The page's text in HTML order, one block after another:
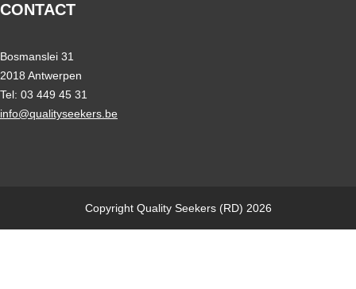
CONTACT
Bosmanslei 31
2018 Antwerpen
Tel: 03 449 45 31
info@qualityseekers.be
Copyright Quality Seekers (RD) 2026